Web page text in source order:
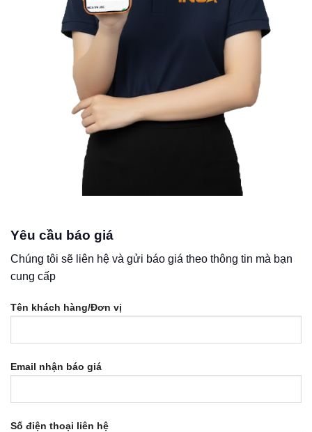
Yêu cầu báo giá
Chúng tôi sẽ liên hệ và gửi báo giá theo thông tin mà bạn
cung cấp
Tên khách hàng/Đơn vị
Email nhận báo giá
Số điện thoại liên hệ